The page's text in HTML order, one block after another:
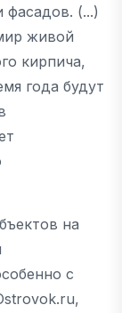
фасадов. (...)
живой
кирпича,
года будут
на
с